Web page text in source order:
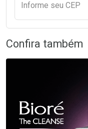
Informe seu CEP
Confira também